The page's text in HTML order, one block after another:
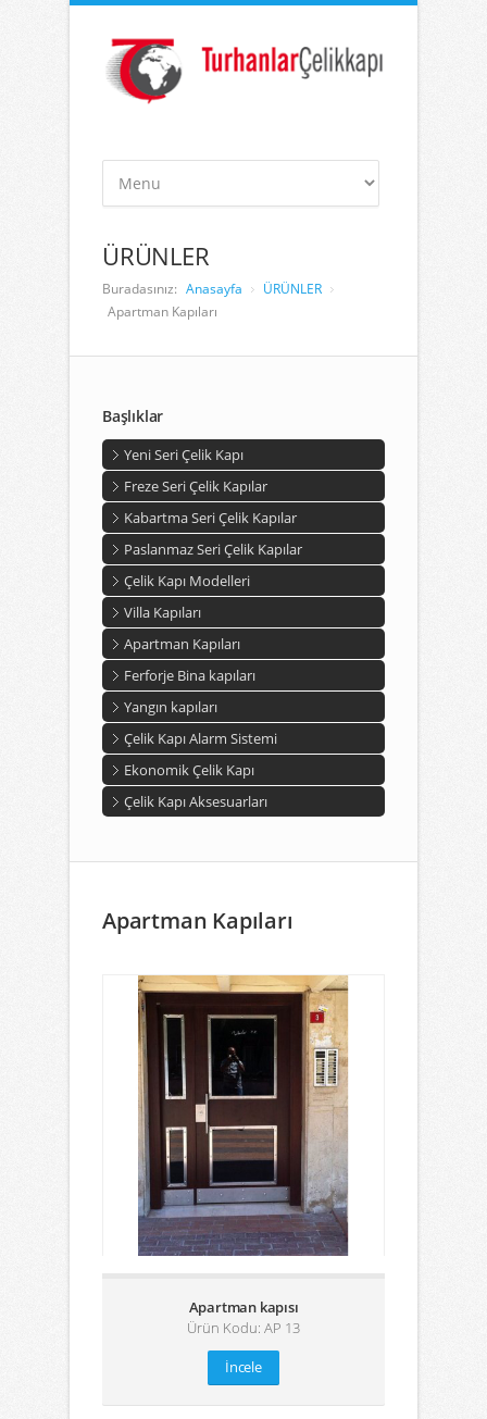
ÜRÜNLER
Buradasınız: Anasayfa
ÜRÜNLER
Apartman Kapıları
Başlıklar
Yeni Seri Çelik Kapı
Freze Seri Çelik Kapılar
Kabartma Seri Çelik Kapılar
Paslanmaz Seri Çelik Kapılar
Çelik Kapı Modelleri
Villa Kapıları
Apartman Kapıları
Ferforje Bina kapıları
Yangın kapıları
Çelik Kapı Alarm Sistemi
Ekonomik Çelik Kapı
Çelik Kapı Aksesuarları
Apartman Kapıları
Apartman kapısı
Ürün Kodu: AP 13
İncele